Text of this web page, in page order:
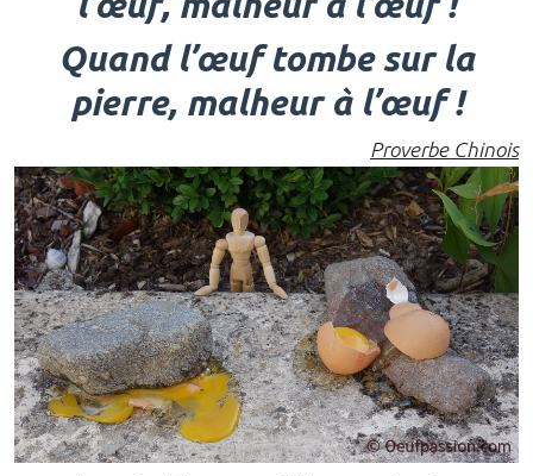
Quand l’œuf tombe sur la
pierre, malheur à l’œuf !
Proverbe Chinois